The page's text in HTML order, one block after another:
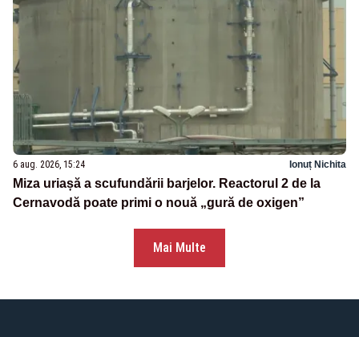
6 aug. 2026, 15:24 Ionuț Nichita
Miza uriașă a scufundării barjelor. Reactorul 2 de la
Cernavodă poate primi o nouă „gură de oxigen”
Mai Multe